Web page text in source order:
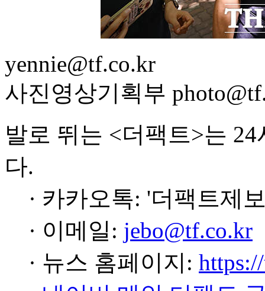
yennie@tf.co.kr
사진영상기획부
발로 뛰는 <더팩트>는
다.
· 카카오톡: '더팩트제
· 이메일: jebo@tf.co.kr
· 뉴스 홈페이지: